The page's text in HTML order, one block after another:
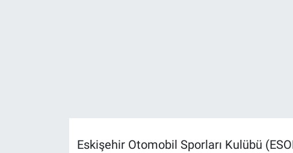
Eskişehir Otomobil Sporları Kulübü